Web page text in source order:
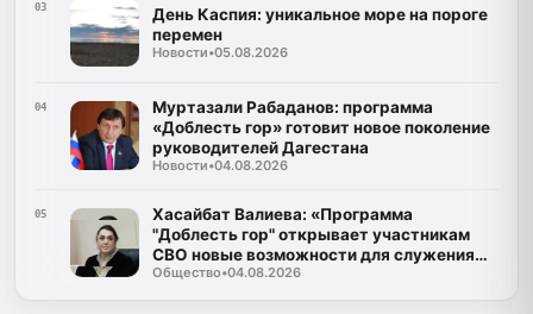
03
День Каспия: уникальное море на пороге
перемен
Новости•05.08.2026
04
Муртазали Рабаданов: программа
«Доблесть гор» готовит новое поколение
руководителей Дагестана
Новости•04.08.2026
05
Хасайбат Валиева: «Программа
"Доблесть гор" открывает участникам
СВО новые возможности для служения
Дагестану»
Общество•04.08.2026